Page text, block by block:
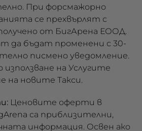
При форсмажорно
се прехвърлят с
от БигАрена ЕООД.
да бъдат променени с 30-
писмено уведомление.
на Услугите
на новите Такси.
Ценовите оферти в
са приблизителни,
информация. Освен ако